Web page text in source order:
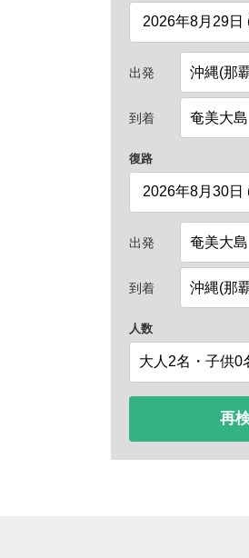
出発
到着
復路
出発
到着
人数
再